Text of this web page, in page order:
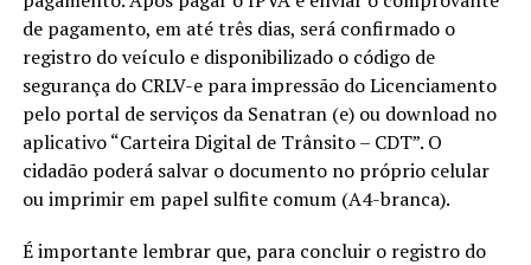
de pagamento, em até três dias, será confirmado o
registro do veículo e disponibilizado o código de
segurança do CRLV-e para impressão do Licenciamento
pelo portal de serviços da Senatran (e) ou download no
aplicativo “Carteira Digital de Trânsito – CDT”. O
cidadão poderá salvar o documento no próprio celular
ou imprimir em papel sulfite comum (A4-branca).
É importante lembrar que, para concluir o registro do